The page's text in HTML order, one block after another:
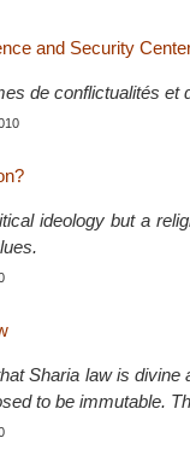
and Security
de conflictualités et
ideology but a
Sharia law is
to be immutable.